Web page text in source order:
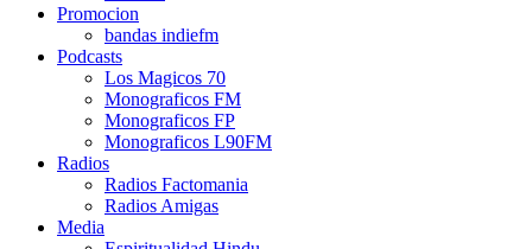
Promocion
bandas indiefm
Podcasts
Los Magicos 70
Monograficos FM
Monograficos FP
Monograficos L90FM
Radios
Radios Factomania
Radios Amigas
Media